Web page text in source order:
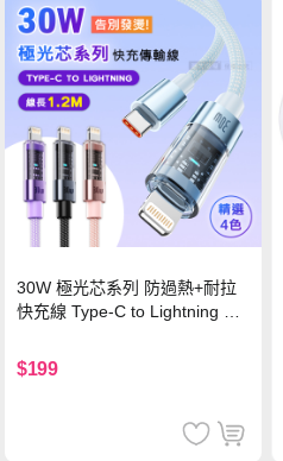
30W 極光芯系列 防過熱+耐拉
快充線 Type-C to Lightning 傳
$199